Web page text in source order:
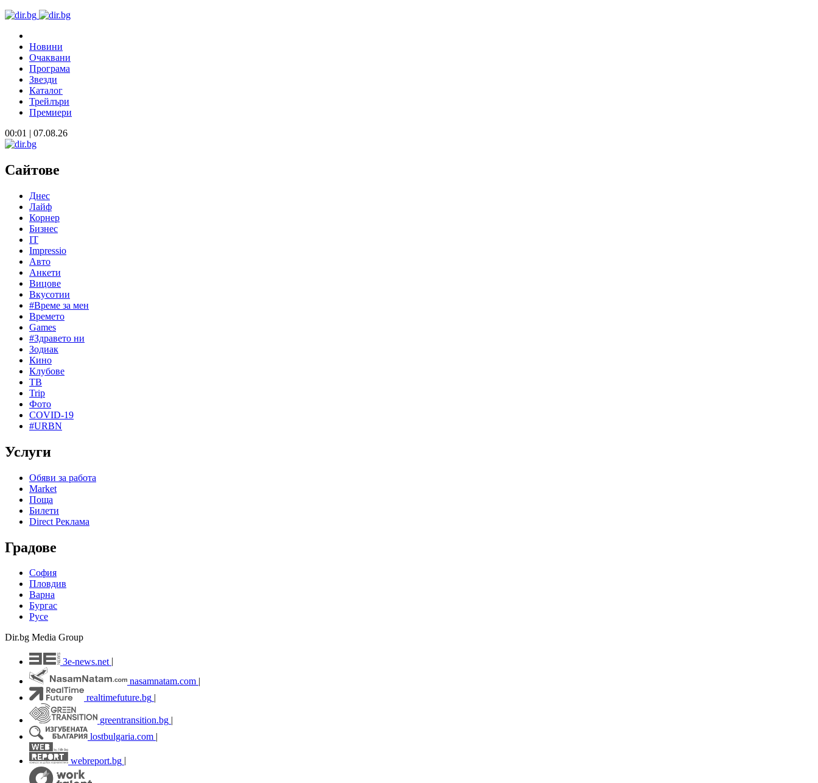
Новини
Очаквани
Програма
Звезди
Каталог
Трейлъри
Премиери
00:01 | 07.08.26
Сайтове
Днес
Лайф
Корнер
Бизнес
IT
Impressio
Авто
Анкети
Вицове
Вкусотии
#Време за мен
Времето
Games
#Здравето ни
Зодиак
Кино
Клубове
ТВ
Trip
Фото
COVID-19
#URBN
Услуги
Обяви за работа
Market
Поща
Билети
Direct Реклама
Градове
София
Пловдив
Варна
Бургас
Русе
Dir.bg Media Group
3e-news.net
nasamnatam.com |
realtimefuture.bg |
greentransition.bg |
lostbulgaria.com |
webreport.bg